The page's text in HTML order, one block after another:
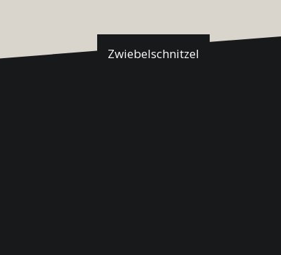
Zwiebelschnitzel